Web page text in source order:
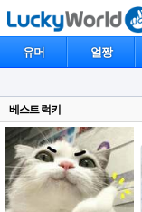
유머 얼짱
베스트 럭키